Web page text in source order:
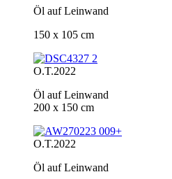
Öl auf Leinwand
150 x 105 cm
O.T.2022
Öl auf Leinwand
200 x 150 cm
O.T.2022
Öl auf Leinwand